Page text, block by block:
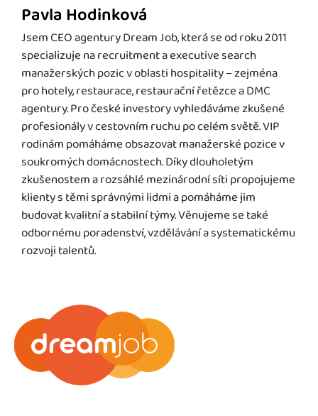
Pavla Hodinková
Jsem CEO agentury Dream Job, která se od roku 2011
specializuje na recruitment a executive search
manažerských pozic v oblasti hospitality – zejména
pro hotely, restaurace, restaurační řetězce a DMC
agentury. Pro české investory vyhledáváme zkušené
profesionály v cestovním ruchu po celém světě. VIP
rodinám pomáháme obsazovat manažerské pozice v
soukromých domácnostech. Díky dlouholetým
zkušenostem a rozsáhlé mezinárodní síti propojujeme
klienty s těmi správnými lidmi a pomáháme jim
budovat kvalitní a stabilní týmy. Věnujeme se také
odbornému poradenství, vzdělávání a systematickému
rozvoji talentů.